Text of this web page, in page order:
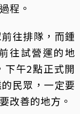
程。
往排隊，而鍾
往試營運的地
下午2點正式開
民眾，一定要
改善的地方。